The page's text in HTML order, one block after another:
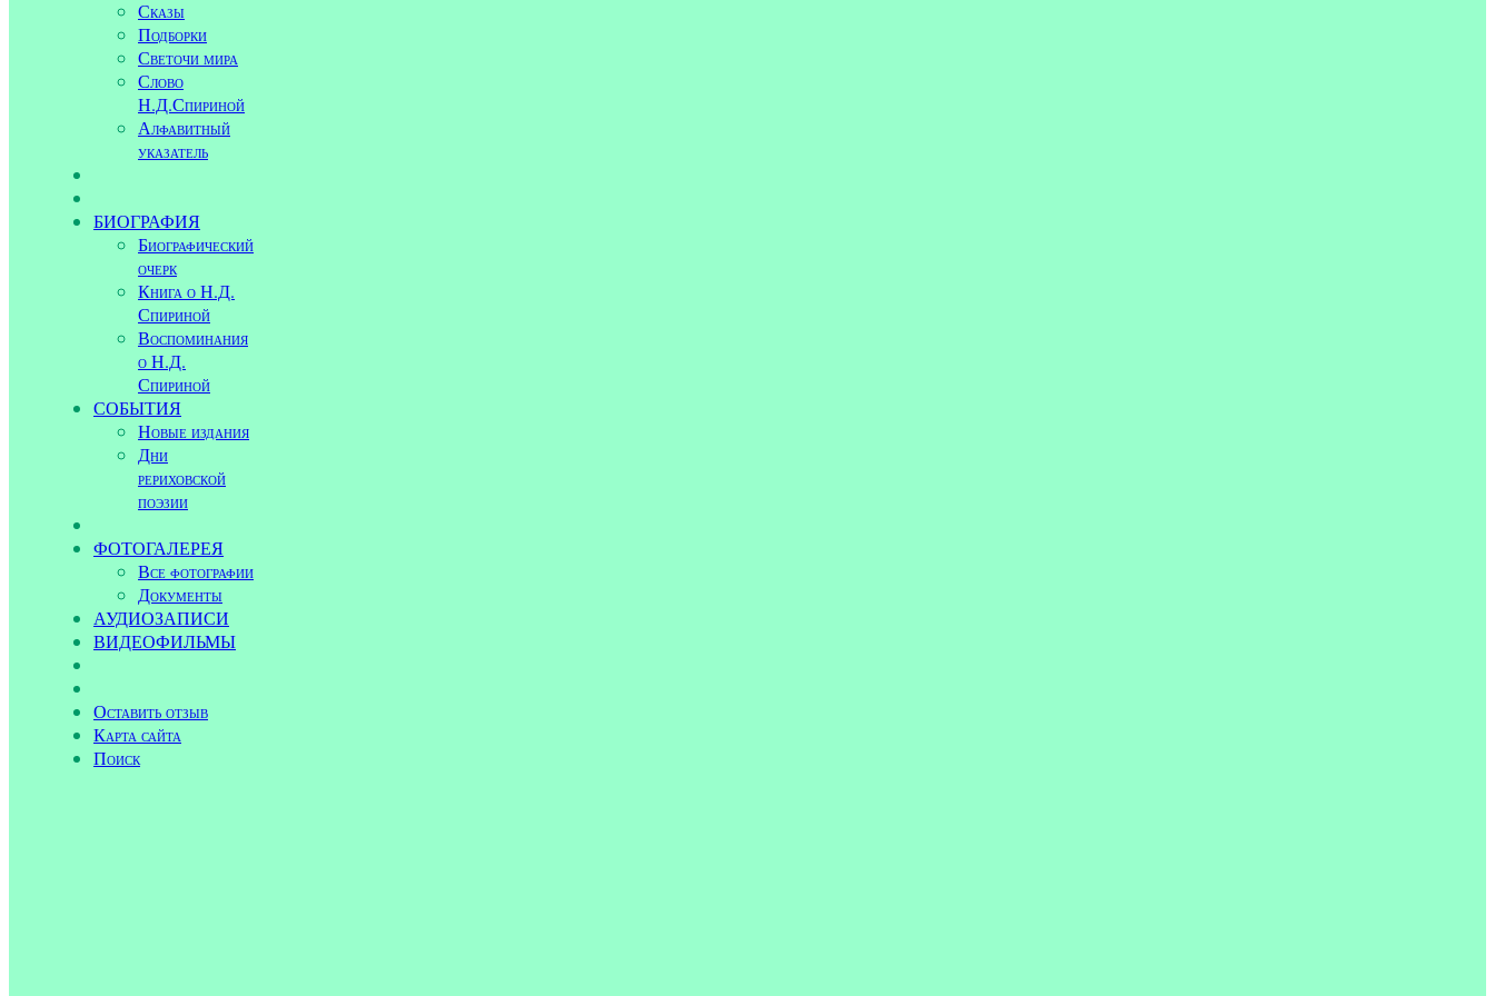
Сказы
Подборки
Светочи мира
Слово
Н.Д.Спириной
Алфавитный
указатель
БИОГРАФИЯ
Биографический
очерк
Книга о Н.Д.
Спириной
Воспоминания
о Н.Д.
Спириной
СОБЫТИЯ
Новые издания
Дни
рериховской
поэзии
ФОТОГАЛЕРЕЯ
Все фотографии
Документы
АУДИОЗАПИСИ
ВИДЕОФИЛЬМЫ
Оставить отзыв
Карта сайта
Поиск